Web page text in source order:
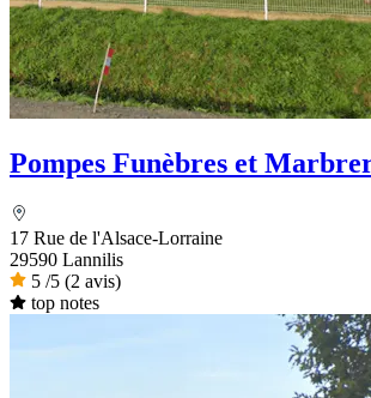
Pompes Funèbres et
17 Rue de l'Alsace-Lorraine
29590 Lannilis
5 /5 (2 avis)
top notes